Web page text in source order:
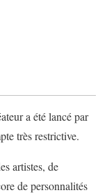
a été lancé par
très restrictive.
artistes, de
de personnalités